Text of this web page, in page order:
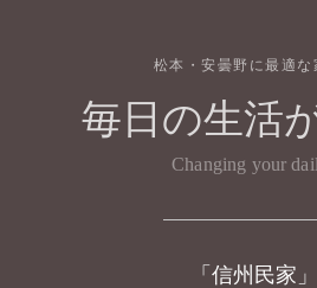
松本・安曇野に最適な
毎日の生活
Changing your
「信州民家